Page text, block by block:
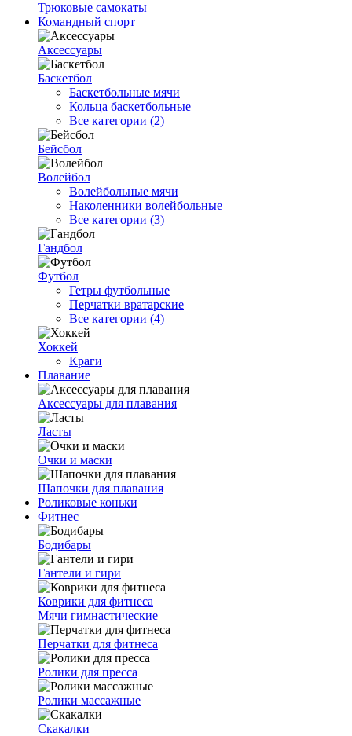
Трюковые самокаты
Командный спорт
Аксессуары
Баскетбол
Баскетбольные мячи
Кольца баскетбольные
Все категории (2)
Бейсбол
Волейбол
Волейбольные мячи
Наколенники волейбольные
Все категории (3)
Гандбол
Футбол
Гетры футбольные
Перчатки вратарские
Все категории (4)
Хоккей
Краги
Плавание
Аксессуары для плавания
Ласты
Очки и маски
Шапочки для плавания
Роликовые коньки
Фитнес
Бодибары
Гантели и гири
Коврики для фитнеса
Мячи гимнастические
Перчатки для фитнеса
Ролики для пресса
Ролики массажные
Скакалки